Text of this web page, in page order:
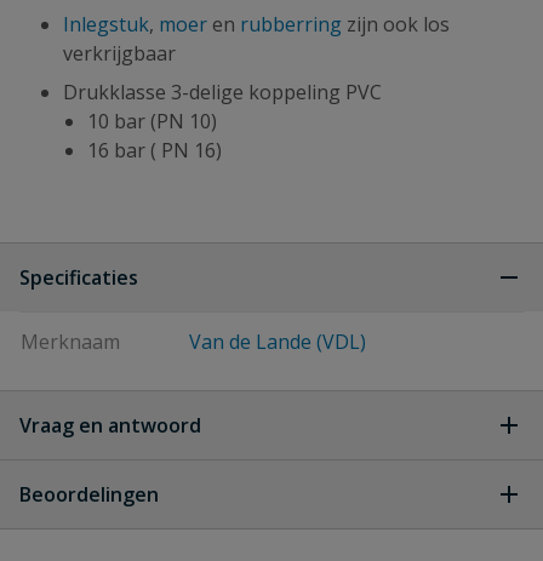
Inlegstuk, moer en rubberring zijn ook los
verkrijgbaar
Drukklasse 3-delige koppeling PVC
10 bar (PN 10)
16 bar ( PN 16)
Specificaties
Merknaam Van de Lande (VDL)
Vraag en antwoord
Beoordelingen